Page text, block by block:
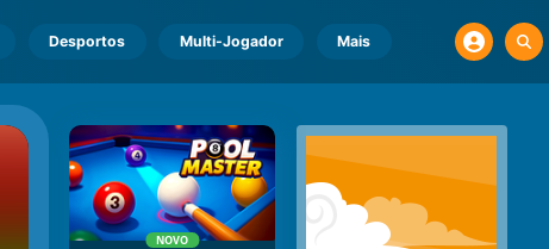
Desportos Multi-Jogador Mais
NOVO